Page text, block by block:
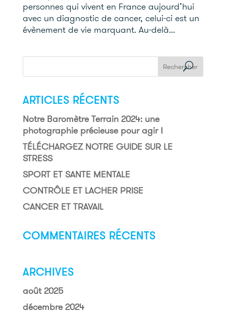
personnes qui vivent en France aujourd’hui
avec un diagnostic de cancer, celui-ci est un
évènement de vie marquant. Au-delà...
ARTICLES RÉCENTS
Notre Baromètre Terrain 2024: une
photographie précieuse pour agir !
TÉLÉCHARGEZ NOTRE GUIDE SUR LE
STRESS
SPORT ET SANTE MENTALE
CONTRÔLE ET LACHER PRISE
CANCER ET TRAVAIL
COMMENTAIRES RÉCENTS
ARCHIVES
août 2025
décembre 2024